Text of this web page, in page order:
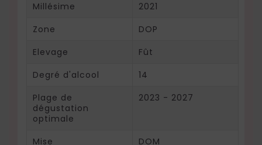
Millésime
2021
Zone
DOP
Elevage
Fût
Degré d'alcool
14
Plage de
dégustation
optimale
2023 - 2027
Mise
DOM